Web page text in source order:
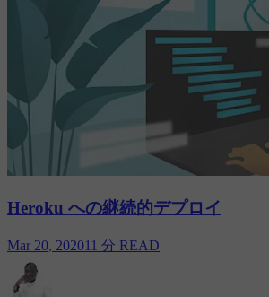
Heroku への継続的デプロイ
Mar 20, 202011 分 READ